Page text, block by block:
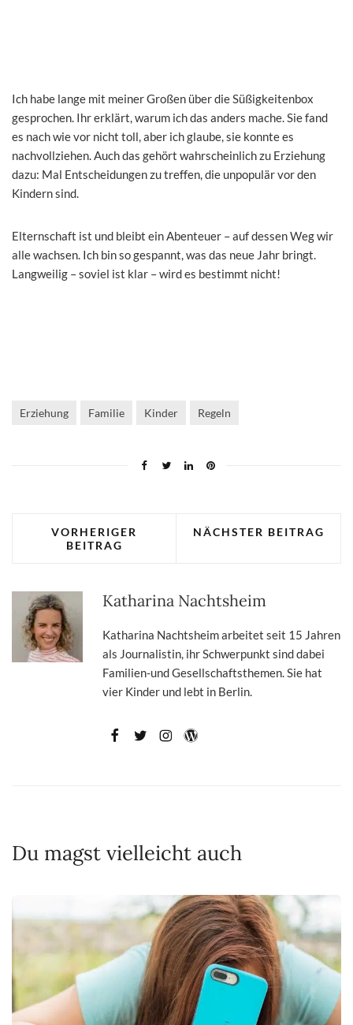
Ich habe lange mit meiner Großen über die Süßigkeitenbox
gesprochen. Ihr erklärt, warum ich das anders mache. Sie fand
es nach wie vor nicht toll, aber ich glaube, sie konnte es
nachvollziehen. Auch das gehört wahrscheinlich zu Erziehung
dazu: Mal Entscheidungen zu treffen, die unpopulär vor den
Kindern sind.
Elternschaft ist und bleibt ein Abenteuer – auf dessen Weg wir
alle wachsen. Ich bin so gespannt, was das neue Jahr bringt.
Langweilig – soviel ist klar – wird es bestimmt nicht!
Erziehung Familie Kinder Regeln
VORHERIGER
BEITRAG
NÄCHSTER BEITRAG
Katharina Nachtsheim
Katharina Nachtsheim arbeitet seit 15 Jahren
als Journalistin, ihr Schwerpunkt sind dabei
Familien-und Gesellschaftsthemen. Sie hat
vier Kinder und lebt in Berlin.
Du magst vielleicht auch